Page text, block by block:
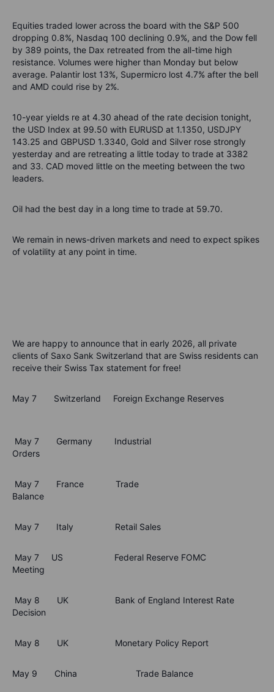
Equities traded lower across the board with the S&P 500
dropping 0.8%, Nasdaq 100 declining 0.9%, and the Dow fell
by 389 points, the Dax retreated from the all-time high
resistance. Volumes were higher than Monday but below
average. Palantir lost 13%, Supermicro lost 4.7% after the bell
and AMD could rise by 2%.
10-year yields re at 4.30 ahead of the rate decision tonight,
the USD Index at 99.50 with EURUSD at 1.1350, USDJPY
143.25 and GBPUSD 1.3340, Gold and Silver rose strongly
yesterday and are retreating a little today to trade at 3382
and 33. CAD moved little on the meeting between the two
leaders.
Oil had the best day in a long time to trade at 59.70.
We remain in news-driven markets and need to expect spikes
of volatility at any point in time.
We are happy to announce that in early 2026, all private
clients of Saxo Sank Switzerland that are Swiss residents can
receive their Swiss Tax statement for free!
May 7 Switzerland Foreign Exchange Reserves
May 7 Germany Industrial
Orders
May 7 France Trade
Balance
May 7 Italy Retail Sales
May 7 US Federal Reserve FOMC
Meeting
May 8 UK Bank of England Interest Rate
Decision
May 8 UK Monetary Policy Report
May 9 China Trade Balance